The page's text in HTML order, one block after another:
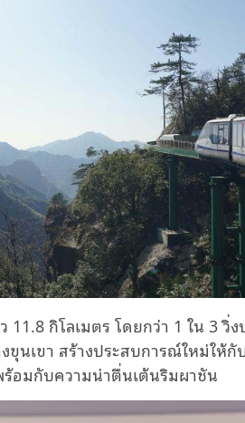
11.8 กิโลเมตร โดยกว่า 1 ใน 3 วิ่
ขุนเขา สร้างประสบการณ์ใหม่ให้
อมกับความน่าตื่นเต้นริมผาชัน